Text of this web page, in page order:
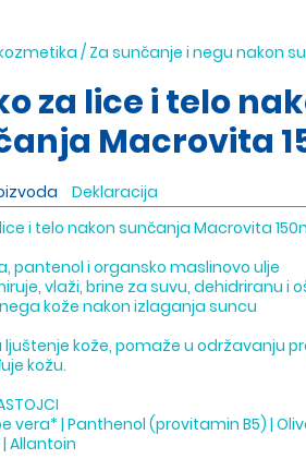
/ Za sunčanje i negu nakon
za lice i telo
Macrovita
Deklaracija
i telo nakon sunčanja Macrovita
pantenol i organsko maslinovo ulje
vlaži, brine za suvu, dehidriranu i
kože nakon izlaganja suncu
ljuštenje kože, pomaže u održavanju
kožu.
vera* | Panthenol (provitamin B5) |
Allantoin